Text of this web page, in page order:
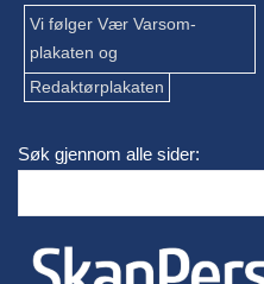
Vi følger Vær Varsom-
plakaten og
Redaktørplakaten
Søk gjennom alle sider: